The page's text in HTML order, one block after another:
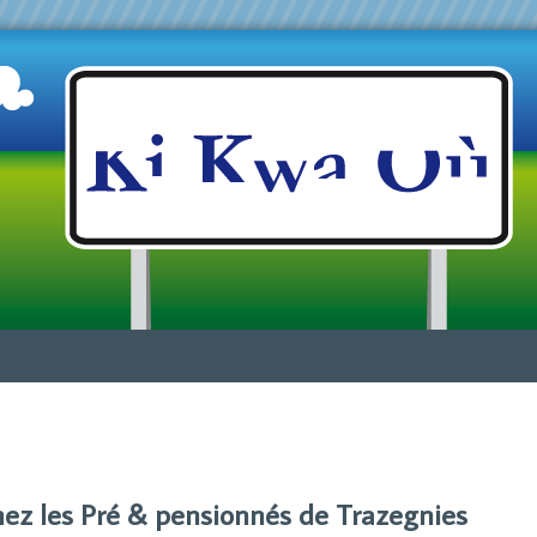
les Pré & pensionnés de Trazegnies